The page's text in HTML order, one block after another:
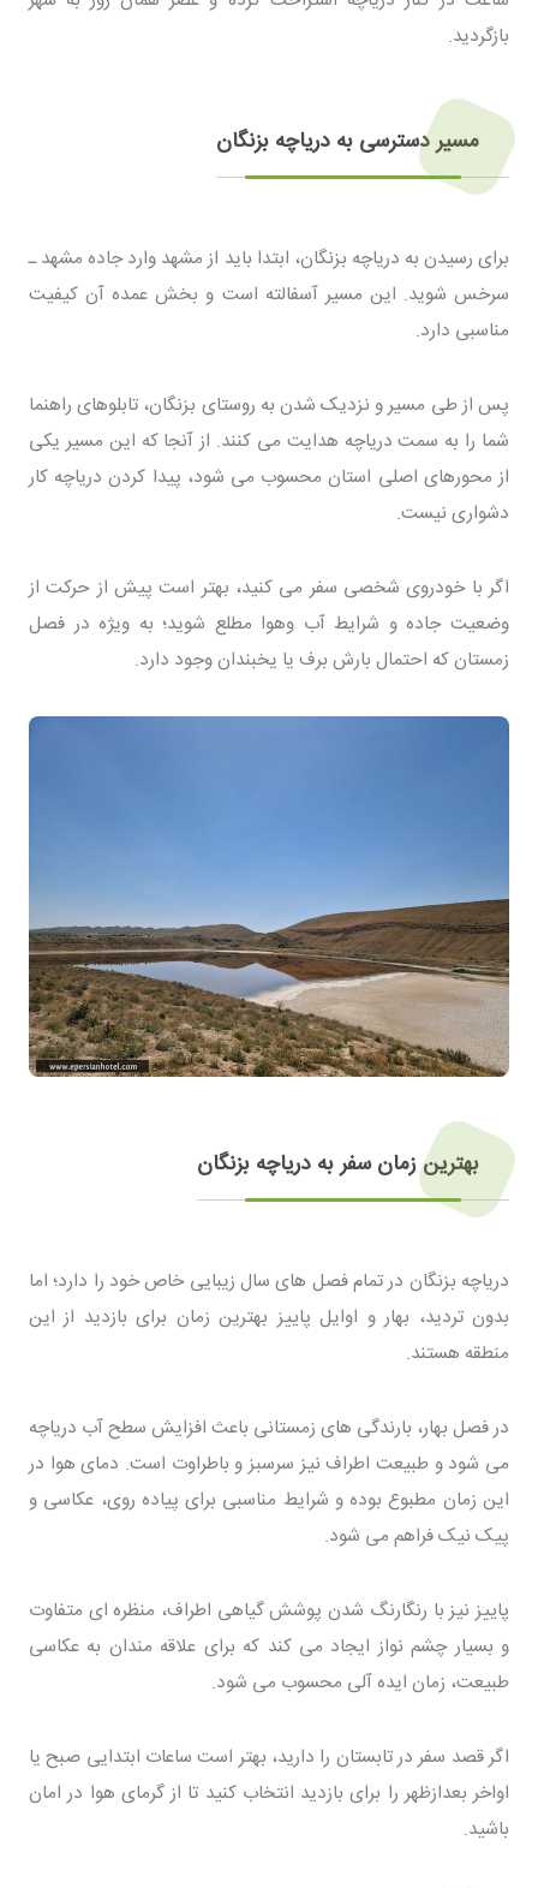
بازگردید.
مسیر دسترسی به دریاچه بزنگان
برای رسیدن به دریاچه بزنگان، ابتدا باید از مشهد وارد جاده مشهد ـ
سرخس شوید. این مسیر آسفالته است و بخش عمده آن کیفیت
مناسبی دارد.
پس از طی مسیر و نزدیک شدن به روستای بزنگان، تابلوهای راهنما
شما را به سمت دریاچه هدایت می کنند. از آنجا که این مسیر یکی
از محورهای اصلی استان محسوب می شود، پیدا کردن دریاچه کار
دشواری نیست.
اگر با خودروی شخصی سفر می کنید، بهتر است پیش از حرکت از
وضعیت جاده و شرایط آب وهوا مطلع شوید؛ به ویژه در فصل
زمستان که احتمال بارش برف یا یخبندان وجود دارد.
بهترین زمان سفر به دریاچه بزنگان
دریاچه بزنگان در تمام فصل های سال زیبایی خاص خود را دارد؛ اما
بدون تردید، بهار و اوایل پاییز بهترین زمان برای بازدید از این
منطقه هستند.
در فصل بهار، بارندگی های زمستانی باعث افزایش سطح آب دریاچه
می شود و طبیعت اطراف نیز سرسبز و باطراوت است. دمای هوا در
این زمان مطبوع بوده و شرایط مناسبی برای پیاده روی، عکاسی و
پیک نیک فراهم می شود.
پاییز نیز با رنگارنگ شدن پوشش گیاهی اطراف، منظره ای متفاوت
و بسیار چشم نواز ایجاد می کند که برای علاقه مندان به عکاسی
طبیعت، زمان ایده آلی محسوب می شود.
اگر قصد سفر در تابستان را دارید، بهتر است ساعات ابتدایی صبح یا
اواخر بعدازظهر را برای بازدید انتخاب کنید تا از گرمای هوا در امان
باشید.